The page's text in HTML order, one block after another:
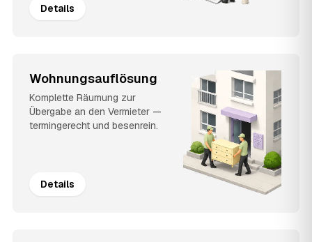
Details
Wohnungsauflösung
Komplette Räumung zur
Übergabe an den Vermieter —
termingerecht und besenrein.
Details